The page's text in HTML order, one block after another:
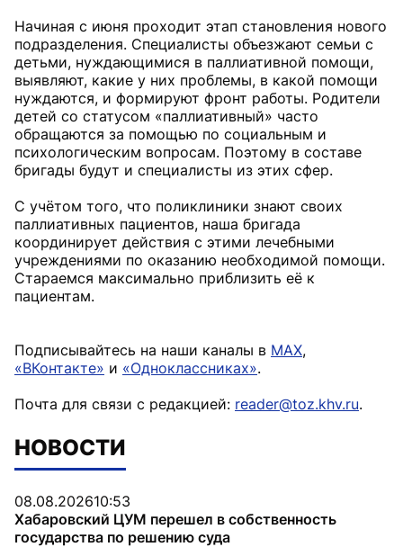
Начиная с июня проходит этап становления нового
подразделения. Специалисты объезжают семьи с
детьми, нуждающимися в паллиативной помощи,
выявляют, какие у них проблемы, в какой помощи
нуждаются, и формируют фронт работы. Родители
детей со статусом «паллиативный» часто
обращаются за помощью по социальным и
психологическим вопросам. Поэтому в составе
бригады будут и специалисты из этих сфер.
С учётом того, что поликлиники знают своих
паллиативных пациентов, наша бригада
координирует действия с этими лечебными
учреждениями по оказанию необходимой помощи.
Стараемся максимально приблизить её к
пациентам.
Подписывайтесь на наши каналы в MAX,
«ВКонтакте» и «Одноклассниках».
Почта для связи с редакцией: reader@toz.khv.ru.
НОВОСТИ
08.08.202610:53
Хабаровский ЦУМ перешел в собственность
государства по решению суда